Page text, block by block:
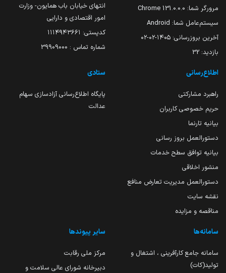
مرورگر شما: 131.0.0.0 Chrome
سیستم‌عامل شما: Android
آخرین بروزرسانی: ۱۴۰۵-۰۲-۰۲
بازدید: 32
انتهای خیابان باب همایون- وزارت
امور اقتصادی و دارایی
کدپستی: ۱۱۱۴۹۴۳۶۶۱
شماره تماس : 39909000
اطلاع‌رسانی
راهبرد مشارکتی
حریم خصوصی کاربران
بیانیه تارنما
دستورالعمل بروز رسانی
بیانیه توافق سطح خدمات
منشور اخلاقی
دستورالعمل مدیریت تعارض منافع
نقشه سایت
مناقصه و مزایده
ستادی
پایگاه اطلاع‌رسانی آزادسازی سهام
عدالت
سامانه‌ها
سامانه جامع کارآفرینی ، اشتغال و
تولید(کات)
سایر پیوندها
مرکز ملی رقابت
دبیرخانه شورای عالی سلامت و